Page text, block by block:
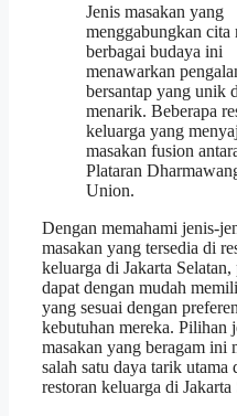
Jenis masakan yang
menggabungkan cita
berbagai budaya ini
menawarkan
bersantap yang unik
menarik. Beberapa
keluarga yang
masakan fusion
Plataran
Union.
Dengan memahami jenis-
masakan yang tersedia di
keluarga di Jakarta Selatan,
dapat dengan mudah
yang sesuai dengan
kebutuhan mereka. Pilihan
masakan yang beragam ini
salah satu daya tarik utama
restoran keluarga di Jakarta